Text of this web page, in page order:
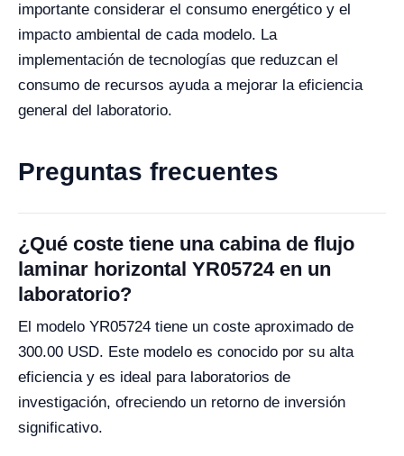
importante considerar el consumo energético y el
impacto ambiental de cada modelo. La
implementación de tecnologías que reduzcan el
consumo de recursos ayuda a mejorar la eficiencia
general del laboratorio.
Preguntas frecuentes
¿Qué coste tiene una cabina de flujo
laminar horizontal YR05724 en un
laboratorio?
El modelo YR05724 tiene un coste aproximado de
300.00 USD. Este modelo es conocido por su alta
eficiencia y es ideal para laboratorios de
investigación, ofreciendo un retorno de inversión
significativo.